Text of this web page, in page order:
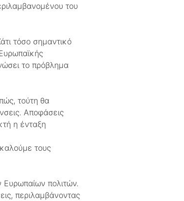
του
τόσο σημαντικό
το πρόβλημα
τούτη θα
Αποφάσεις
η ένταξη
τους
πολιτών.
περιλαμβάνοντας